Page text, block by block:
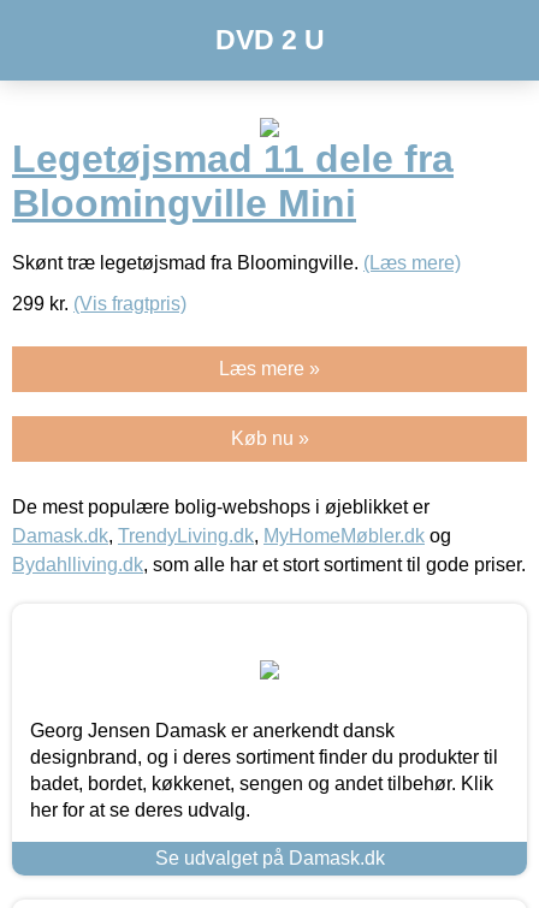
DVD 2 U
Legetøjsmad 11 dele fra
Bloomingville Mini
Skønt træ legetøjsmad fra Bloomingville. (Læs mere)
299 kr. (Vis fragtpris)
Læs mere »
Køb nu »
De mest populære bolig-webshops i øjeblikket er
Damask.dk, TrendyLiving.dk, MyHomeMøbler.dk og
Bydahlliving.dk, som alle har et stort sortiment til gode priser.
Georg Jensen Damask er anerkendt dansk
designbrand, og i deres sortiment finder du produkter til
badet, bordet, køkkenet, sengen og andet tilbehør. Klik
her for at se deres udvalg.
Se udvalget på Damask.dk